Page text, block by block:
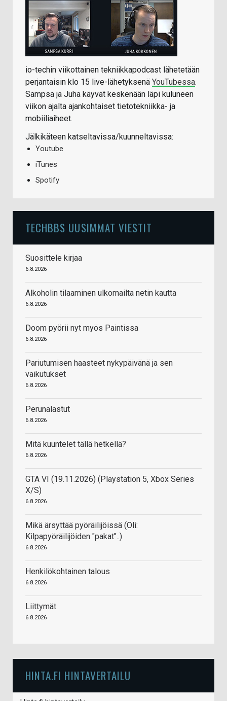
io-techin viikottainen tekniikkapodcast lähetetään
perjantaisin klo 15 live-lähetyksenä YouTubessa.
Sampsa ja Juha käyvät keskenään läpi kuluneen
viikon ajalta ajankohtaiset tietotekniikka- ja
mobiiliaiheet.
Jälkikäteen katseltavissa/kuunneltavissa:
Youtube
iTunes
Spotify
TECHBBS UUSIMMAT VIESTIT
Suosittele kirjaa
6.8.2026
Alkoholin tilaaminen ulkomailta netin kautta
6.8.2026
Doom pyörii nyt myös Paintissa
6.8.2026
Pariutumisen haasteet nykypäivänä ja sen
vaikutukset
6.8.2026
Perunalastut
6.8.2026
Mitä kuuntelet tällä hetkellä?
6.8.2026
GTA VI (19.11.2026) (Playstation 5, Xbox Series
X/S)
6.8.2026
Mikä ärsyttää pyöräilijöissä (Oli:
Kilpapyöräilijöiden "pakat"..)
6.8.2026
Henkilökohtainen talous
6.8.2026
Liittymät
6.8.2026
HINTA.FI HINTAVERTAILU